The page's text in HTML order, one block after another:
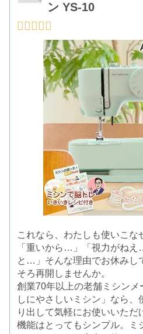
ン YS-10
これなら、わたしも使いこな
「重いから…」「視力がね
と…」そんな理由でお休みし
そろ再開しませんか。
創業70年以上の老舗ミシンメ
しにやさしいミシン」なら、
り出して気軽にお使いいただ
機能はとってもシンプル。ミ